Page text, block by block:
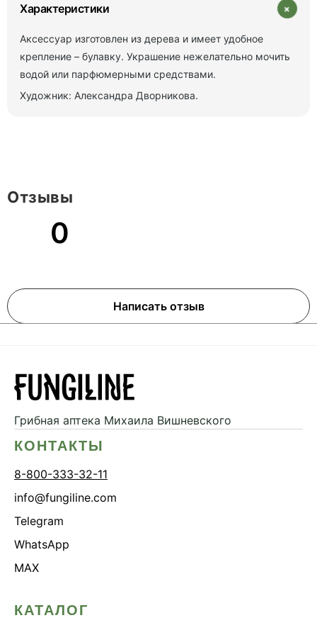
Характеристики +
Аксессуар изготовлен из дерева и имеет удобное
крепление – булавку. Украшение нежелательно мочить
водой или парфюмерными средствами.
Художник: Александра Дворникова.
0
Написать отзыв
Отзывы
Грибная аптека Михаила Вишневского
КОНТАКТЫ
8-800-333-32-11
info@fungiline.com
Telegram
WhatsApp
MAX
КАТАЛОГ